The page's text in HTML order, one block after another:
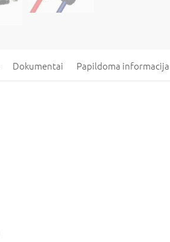
Dokumentai Papildoma informacija